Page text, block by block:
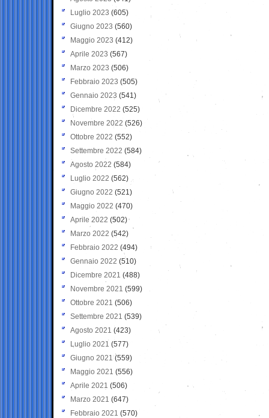
Luglio 2023 (605)
Giugno 2023 (560)
Maggio 2023 (412)
Aprile 2023 (567)
Marzo 2023 (506)
Febbraio 2023 (505)
Gennaio 2023 (541)
Dicembre 2022 (525)
Novembre 2022 (526)
Ottobre 2022 (552)
Settembre 2022 (584)
Agosto 2022 (584)
Luglio 2022 (562)
Giugno 2022 (521)
Maggio 2022 (470)
Aprile 2022 (502)
Marzo 2022 (542)
Febbraio 2022 (494)
Gennaio 2022 (510)
Dicembre 2021 (488)
Novembre 2021 (599)
Ottobre 2021 (506)
Settembre 2021 (539)
Agosto 2021 (423)
Luglio 2021 (577)
Giugno 2021(559)
Maggio 2021 (556)
Aprile 2021 (506)
Marzo 2021 (647)
Febbraio 2021 (570)